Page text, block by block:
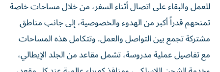
للعمل والبقاء على اتصال أثناء السفر، من خلال مساحات خاصة
تمنحهم قدراً أكبر من الهدوء والخصوصية، إلى جانب مناطق
مشتركة تجمع بين التواصل والعمل. وتتكامل هذه المساحات
مع تفاصيل عملية مدروسة، تشمل مقاعد من الجلد الإيطالي،